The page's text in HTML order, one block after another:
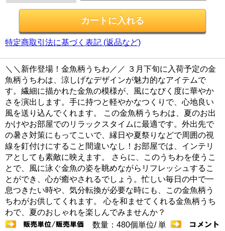
特定商取引法に基づく表記 (返品など)
＼＼新作登場！金魚柄うちわ／／ ３月下旬に入荷予定の金
魚柄うちわは、涼しげなデザインが魅力的なアイテムで
す。繊細に描かれた金魚の模様が、風になびく度に華やか
さを演出します。手に持つと軽やかなつくりで、心地良い
風を送り込んでくれます。 この金魚柄うちわは、夏のお出
かけやお部屋でのリラックスタイムに最適です。外出先で
の暑さ対策にもってこいで、縁日や夏祭りなどで周囲の視
線を釘付けにすること間違いなし！お部屋では、インテリ
アとしても素敵に映えます。 さらに、このうちわを使うこ
とで、風に泳ぐ金魚の姿を眺めながらリフレッシュするこ
とができ、心が癒やされるでしょう。忙しい毎日の中で一
息つきたい時や、気分転換が必要な時にも、この金魚柄う
ちわがお供してくれます。 心を和ませてくれる金魚柄うち
わで、夏のおしゃれを楽しんでみませんか？
数量：480個単位/ 単